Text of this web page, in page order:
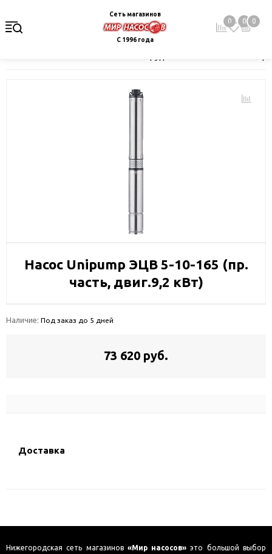
Сеть магазинов
С 1996 года
0 0 0
Насос Unipump ЭЦВ 5-10-165 (пр.
часть, двиг.9,2 кВт)
Наличие: Под заказ до 5 дней
73 620 руб.
Доставка
Нижегородская сеть магазинов «Мир насосов» это большой выбор